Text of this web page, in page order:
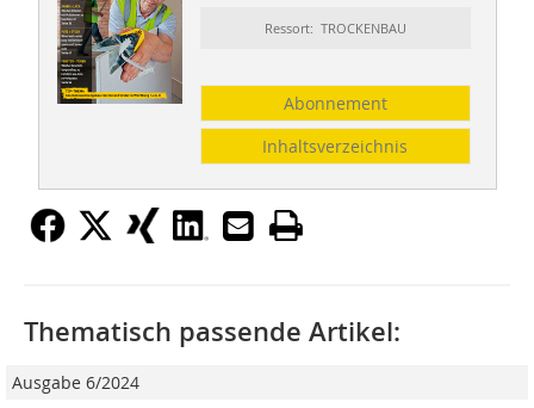
Ressort: TROCKENBAU
Abonnement
Inhaltsverzeichnis
Thematisch passende Artikel:
Ausgabe 6/2024